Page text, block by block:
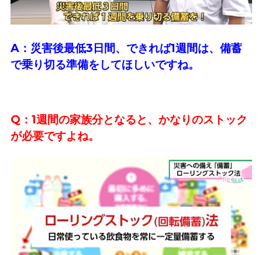
A：災害後最低3日間、できれば1週間は、備蓄
で乗り切る準備をしてほしいですね。
Q：1週間の家族分となると、かなりのストック
が必要ですよね。